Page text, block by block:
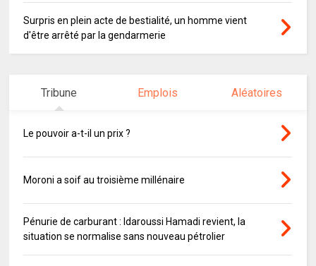
Surpris en plein acte de bestialité, un homme vient
d'être arrêté par la gendarmerie
Tribune Emplois Aléatoires
Le pouvoir a-t-il un prix ?
Moroni a soif au troisième millénaire
Pénurie de carburant : Idaroussi Hamadi revient, la
situation se normalise sans nouveau pétrolier